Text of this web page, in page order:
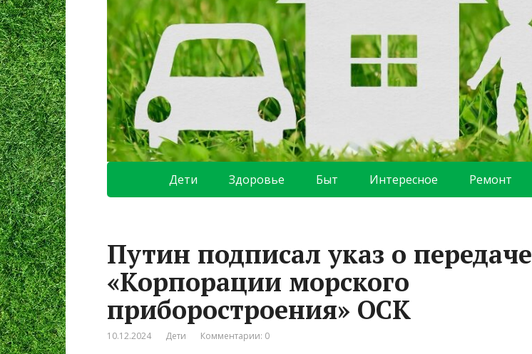
Дети Здоровье Быт Интересное Ремонт
Путин подписал указ о передаче
«Корпорации морского
приборостроения» ОСК
10.12.2024 Дети Комментарии: 0